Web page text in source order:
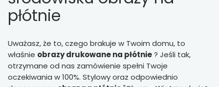
płótnie
Uważasz, że to, czego brakuje w Twoim domu, to
właśnie obrazy drukowane na płótnie? Jeśli tak,
otrzymane od nas zamówienie spełni Twoje
oczekiwania w 100%. Stylowy oraz odpowiednio